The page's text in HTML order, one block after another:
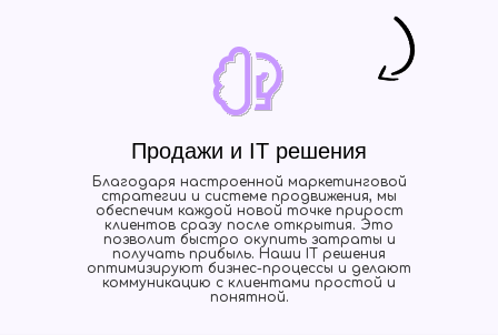
Благодаря настроенной маркетинговой
стратегии и системе продвижения, мы
обеспечим каждой новой точке прирост
клиентов сразу после открытия. Это
позволит быстро окупить затраты и
получать прибыль. Наши IT решения
оптимизируют бизнес-процессы и делают
коммуникацию с клиентами простой и
понятной.
Продажи и IT решения